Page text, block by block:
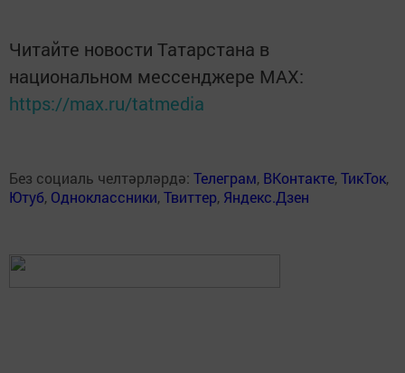
Читайте новости Татарстана в
национальном мессенджере MАХ:
https://max.ru/tatmedia
Без социаль челтәрләрдә: Телеграм, ВКонтакте,ТикТок,
Ютуб, Одноклассники,Твиттер, Яндекс.Дзен